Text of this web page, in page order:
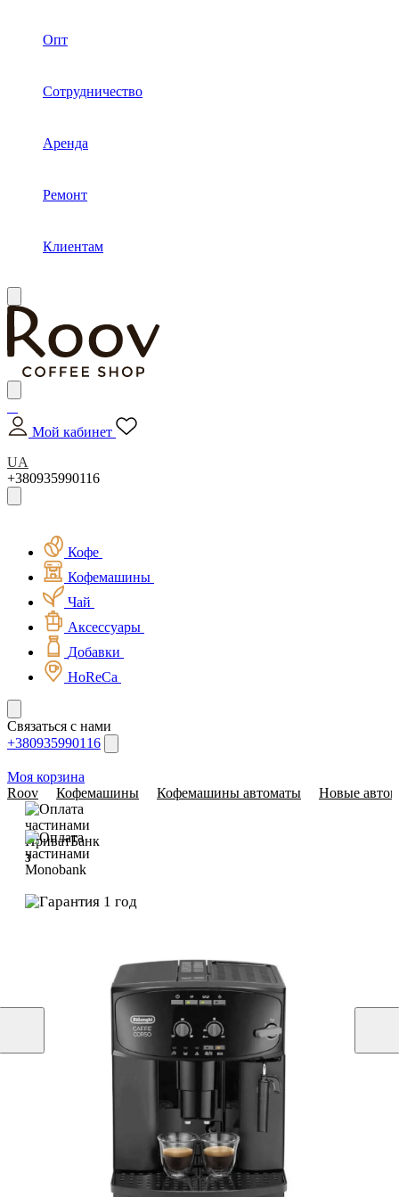
Опт
Сотрудничество
Аренда
Ремонт
Клиентам
Мой кабинет
UA
+380935990116
Кофе
Кофемашины
Чай
Аксессуары
Добавки
HoReCa
Связаться с нами
+380935990116
Моя корзина
Roov
Кофемашины Кофемашины автоматы Новые
3
1 год